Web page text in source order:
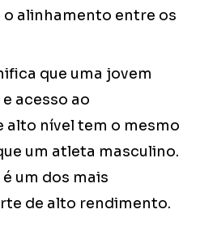
alinhamento entre os
que uma jovem
acesso ao
alto nível tem o mesmo
um atleta masculino.
um dos mais
de alto rendimento.